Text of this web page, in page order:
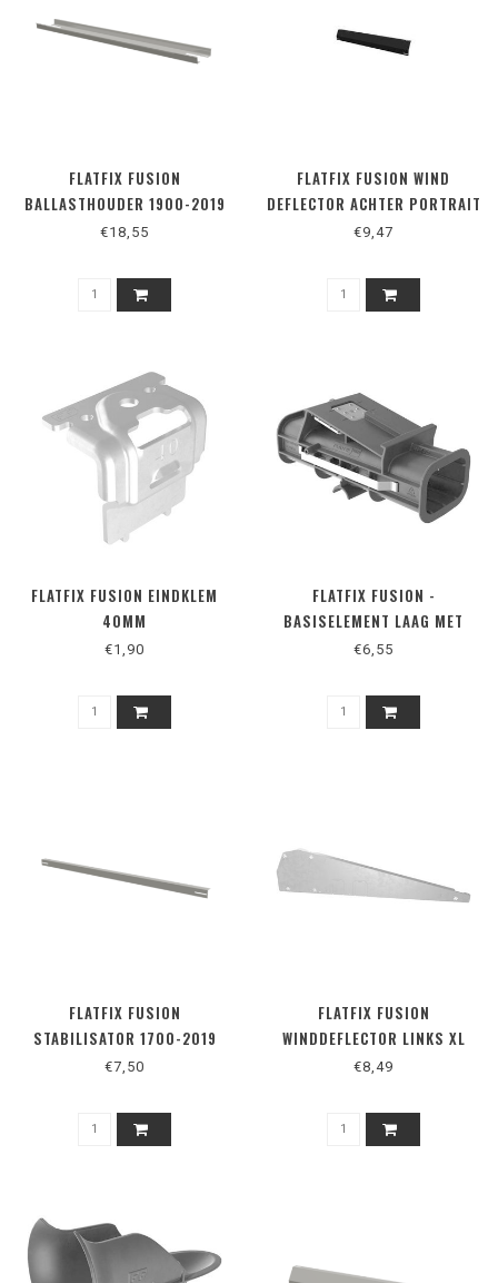
FLATFIX FUSION
BALLASTHOUDER 1900-2019
€18,55
FLATFIX FUSION WIND
DEFLECTOR ACHTER PORTRAIT
ZWART
€9,47
FLATFIX FUSION EINDKLEM
40MM
€1,90
FLATFIX FUSION -
BASISELEMENT LAAG MET
AARDING
€6,55
FLATFIX FUSION
STABILISATOR 1700-2019
€7,50
FLATFIX FUSION
WINDDEFLECTOR LINKS XL
€8,49